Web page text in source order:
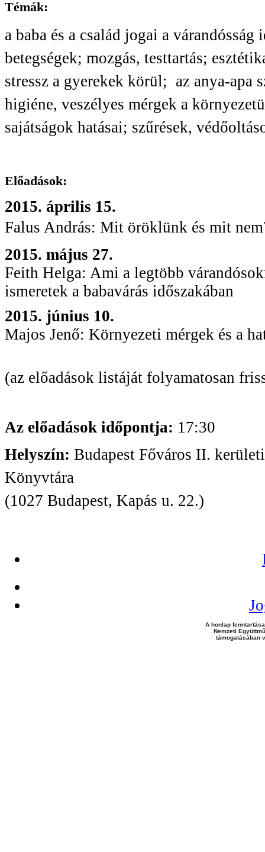
Témák:
a baba és a család jogai a
betegségek; mozgás, testtartás;
stressz a gyerekek körül; az anya-apa
higiéne, veszélyes mérgek a
sajátságok hatásai; szűrések,
Előadások:
2015. április 15.
Falus András: Mit öröklünk és mit
2015. május 27.
Feith Helga: Ami a legtöbb
ismeretek a babavárás időszakában
2015. június 10.
Majos Jenő: Környezeti mérgek és a
(az előadások listáját folyamatosan
Az előadások időpontja: 17:30
Helyszín: Budapest Főváros II.
Könyvtára
(1027 Budapest, Kapás u. 22.)
A honlap
Nemzeti
támogatásában